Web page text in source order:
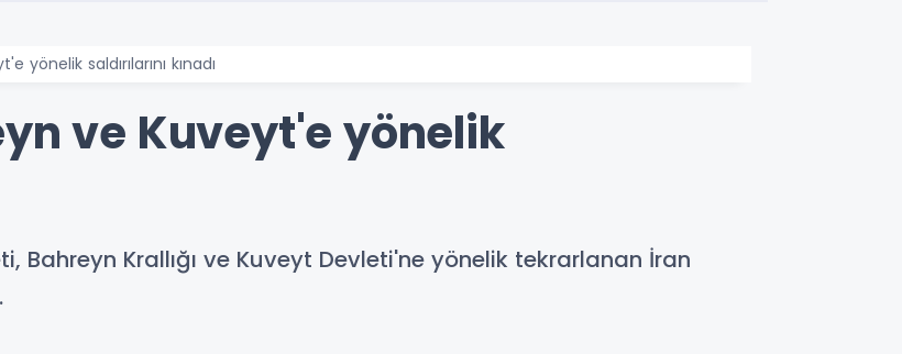
yönelik saldırılarını kınadı
ve Kuveyt'e yönelik
Krallığı ve Kuveyt Devleti'ne yönelik tekrarlanan İran